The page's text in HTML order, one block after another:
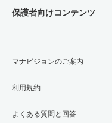
保護者向けコンテンツ
マナビジョンのご案内
利用規約
よくある質問と回答